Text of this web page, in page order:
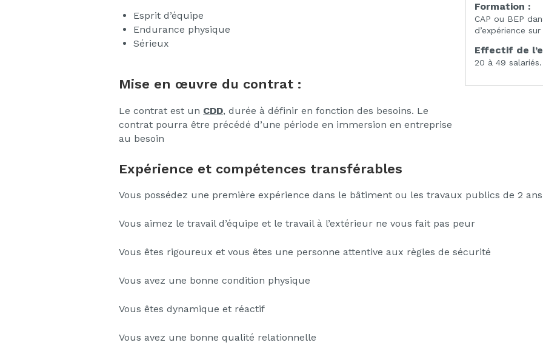
Esprit d’équipe
Endurance physique
Sérieux
Mise en œuvre du contrat :
Le contrat est un CDD, durée à définir en fonction des besoins. Le
contrat pourra être précédé d’une période en immersion en entreprise
au besoin
Formation :
CAP ou BEP
d’expérience
Effectif de
20 à 49 salariés.
Expérience et compétences transférables
Vous possédez une première expérience dans le bâtiment ou les travaux publics de 2
Vous aimez le travail d’équipe et le travail à l’extérieur ne vous fait pas peur
Vous êtes rigoureux et vous êtes une personne attentive aux règles de sécurité
Vous avez une bonne condition physique
Vous êtes dynamique et réactif
Vous avez une bonne qualité relationnelle